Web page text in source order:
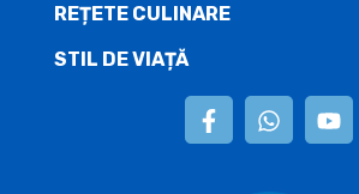
REȚETE CULINARE
STIL DE VIAȚĂ